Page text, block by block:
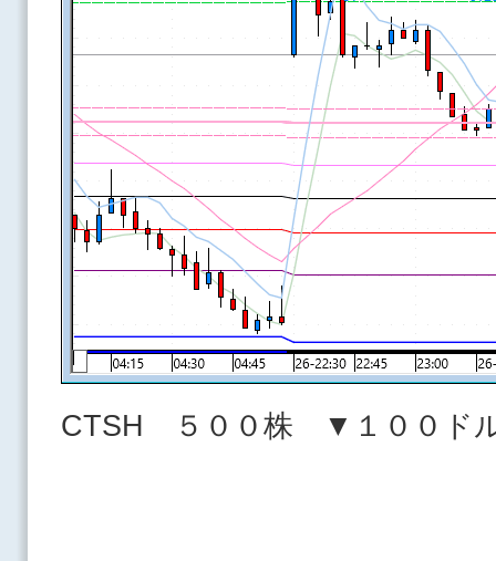
CTSH ５００株 ▼１００ド